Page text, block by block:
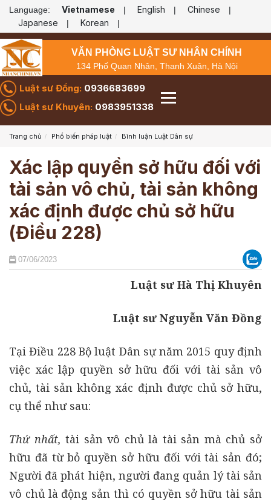
Language: Vietnamese | English | Chinese |
Japanese | Korean |
VĂN PHÒNG LUẬT SƯ NHÂN CHÍNH
134 Phố Quan Nhân, Thanh Xuân, Hà Nội
Luật sư Đồng: 0936683699
Luật sư Khuyên: 0983951338
Trang chủ Phổ biến pháp luật Bình luận Luật Dân sự
Xác lập quyền sở hữu đối với
tài sản vô chủ, tài sản không
xác định được chủ sở hữu
(Điều 228)
07/06/2023
Luật sư Hà Thị Khuyên
Luật sư Nguyễn Văn Đồng
Tại Điều 228 Bộ luật Dân sự năm 2015 quy định
việc xác lập quyền sở hữu đối với tài sản vô
chủ, tài sản không xác định được chủ sở hữu,
cụ thể như sau:
Thứ nhất, tài sản vô chủ là tài sản mà chủ sở
hữu đã từ bỏ quyền sở hữu đối với tài sản đó;
Người đã phát hiện, người đang quản lý tài sản
vô chủ là động sản thì có quyền sở hữu tài sản